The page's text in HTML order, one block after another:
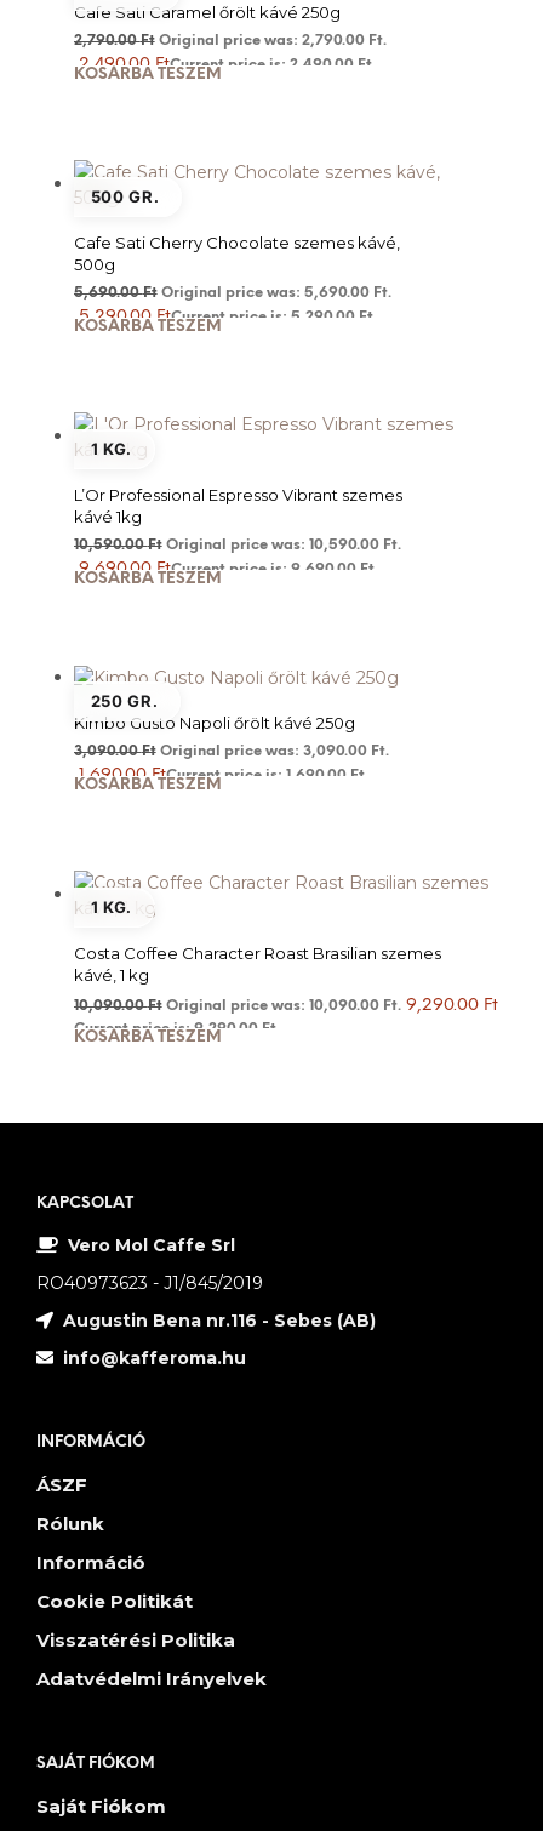
Cafe Sati Caramel őrölt kávé 250g
2,790.00Ft Original price was: 2,790.00 Ft.
2,490.00 FtCurrent price is: 2,490.00 Ft.
KOSÁRBA TESZEM
500 GR.
Cafe Sati Cherry Chocolate szemes kávé,
500g
5,690.00Ft Original price was: 5,690.00 Ft.
5,290.00 FtCurrent price is: 5,290.00 Ft.
KOSÁRBA TESZEM
1 KG.
L’Or Professional Espresso Vibrant szemes
kávé 1kg
10,590.00Ft Original price was: 10,590.00 Ft.
9,690.00 FtCurrent price is: 9,690.00 Ft.
KOSÁRBA TESZEM
250 GR.
Kimbo Gusto Napoli őrölt kávé 250g
3,090.00Ft Original price was: 3,090.00 Ft.
1,690.00FtCurrent price is: 1,690.00 Ft.
KOSÁRBA TESZEM
1 KG.
Costa Coffee Character Roast Brasilian szemes
kávé, 1 kg
10,090.00Ft Original price was: 10,090.00 Ft. 9,290.00 Ft
Current price is: 9,290.00 Ft.
KOSÁRBA TESZEM
KAPCSOLAT
Vero Mol Caffe Srl
RO40973623 - J1/845/2019
Augustin Bena nr.116 - Sebes (AB)
info@kafferoma.hu
INFORMÁCIÓ
ÁSZF
Rólunk
Információ
Cookie Politikát
Visszatérési Politika
Adatvédelmi Irányelvek
SAJÁT FIÓKOM
Saját Fiókom